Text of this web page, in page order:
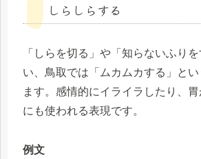
しらしらする
「しらを切る」や「知らないふり
い、鳥取では「ムカムカする」と
ます。感情的にイライラしたり、
にも使われる表現です。
例文